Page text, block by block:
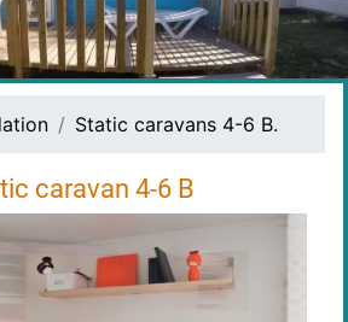
Static caravans 4-6 B.
caravan 4-6 B